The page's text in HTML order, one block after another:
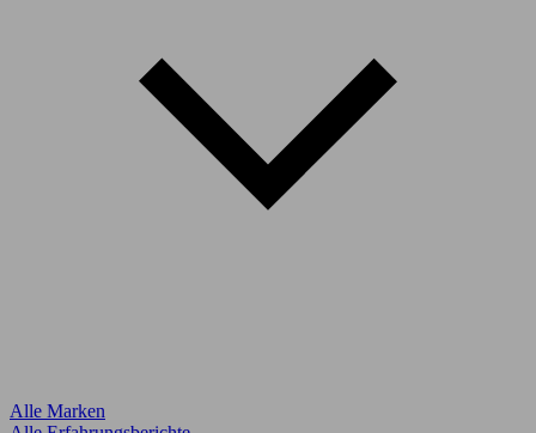
Alle Marken